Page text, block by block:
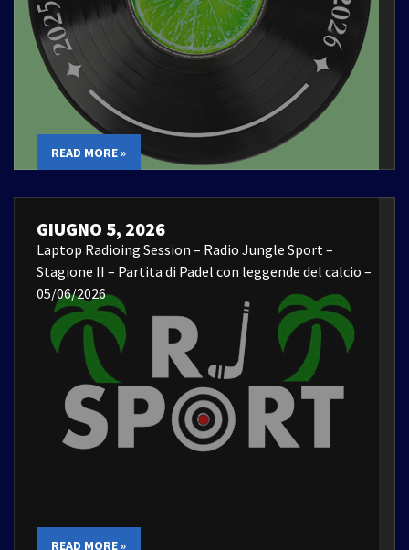
READ MORE »
GIUGNO 5, 2026
Laptop Radioing Session – Radio Jungle Sport –
Stagione II – Partita di Padel con leggende del calcio –
05/06/2026
READ MORE »